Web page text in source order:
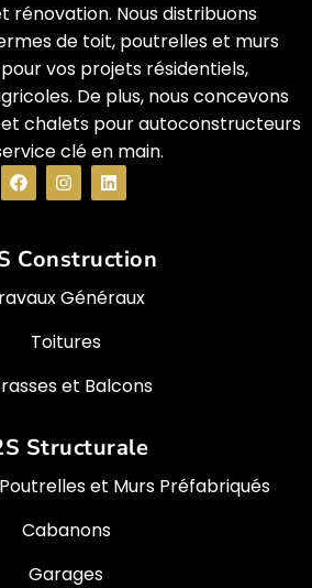
rénovation. Nous distribuons
de toit, poutrelles et murs
vos projets résidentiels,
De plus, nous concevons
chalets pour autoconstructeurs
clé en main.
Construction
Généraux
Toitures
et Balcons
Structurale
et Murs Préfabriqués
Cabanons
Garages